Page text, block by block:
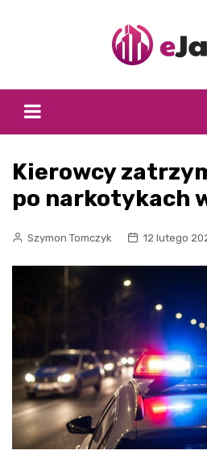
Kierowcy
po narkotykach
Szymon Tomczyk 12 lutego